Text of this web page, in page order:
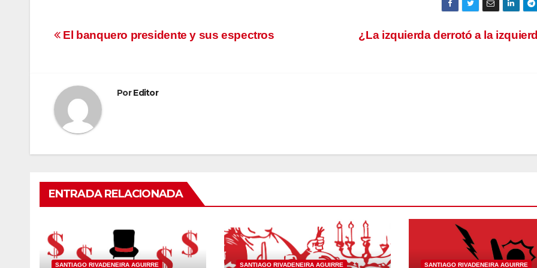
Navegación
entradas
¿La izquierda derrotó a la
El banquero presidente y sus espectros
PorEditor
ENTRADA RELACIONADA
SANTIAGO RIVADENEIRA AGUIRRE SANTIAGO RIVADENEIRA AGUIRRE SANTIAGO RIVADENEIRA AGUIRRE